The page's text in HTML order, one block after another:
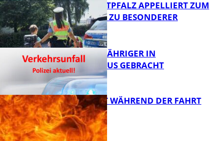
FB News
POLIZEI WESTPFALZ APPELLIERT ZUM
SCHULSTART ZU BESONDERER
VORSICHT
FB News
UNFALL: 58-JÄHRIGER IN
KRANKENHAUS GEBRACHT
AUTO FÄNGT WÄHREND DER FAHRT
FEUER